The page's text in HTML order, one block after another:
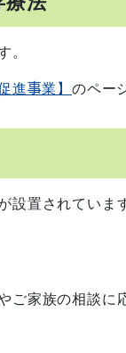
。
進事業】のペー
置されていま
家族の相談に